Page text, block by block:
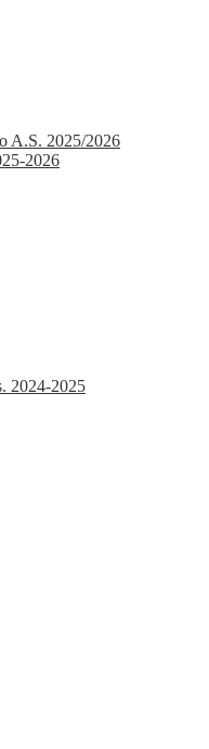
A.S. 2025/2026
2026
2024-2025